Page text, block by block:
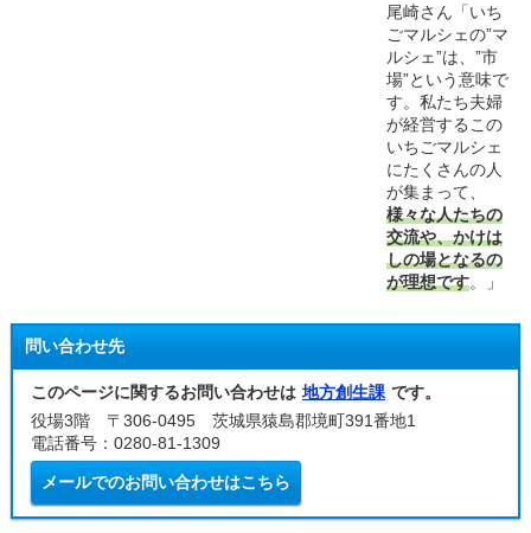
尾崎さん「いち
ごマルシェの”マ
ルシェ”は、”市
場”という意味で
す。私たち夫婦
が経営するこの
いちごマルシェ
にたくさんの人
が集まって、
様々な人たちの
交流や、かけは
しの場となるの
が理想です。」
問い合わせ先
このページに関するお問い合わせは 地方創生課 です。
役場3階 〒306-0495 茨城県猿島郡境町391番地1
電話番号：0280-81-1309
メールでのお問い合わせはこちら